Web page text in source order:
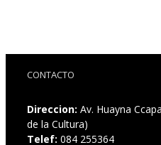
CONTACTO
Direccion: Av. Huayna
de la Cultura)
Telef: 084 255364